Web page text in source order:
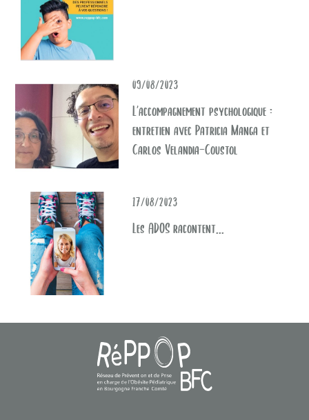
09/08/2023
L’accompagnement psychologique :
entretien avec Patricia Manga et
Carlos Velandia-Coustol
17/08/2023
Les ADOS racontent...